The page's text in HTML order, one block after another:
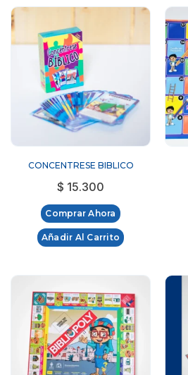
CONCENTRESE BIBLICO
$ 15.300
Comprar Ahora
Añadir Al Carrito